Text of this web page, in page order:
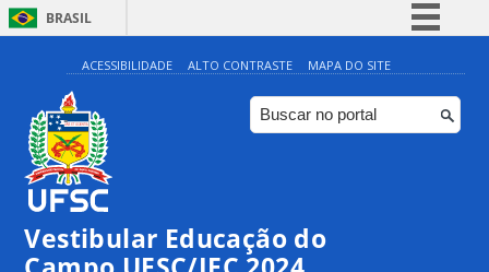
BRASIL
Simplifique!
Comunica BR
Participe
Canais
ACESSIBILIDADE ALTO CONTRASTE MAPA DO SITE
Vestibular Educação do